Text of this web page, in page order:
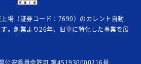
上場（証券コード：7690）のカレント自動
。創業より26年、旧車に特化した事業を展